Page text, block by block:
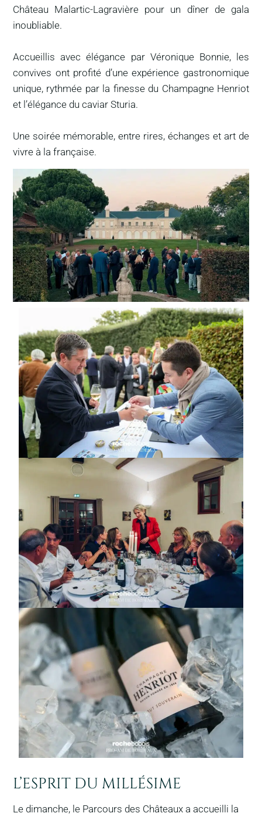
Château Malartic-Lagravière pour un dîner de gala
inoubliable.
Accueillis avec élégance par Véronique Bonnie, les
convives ont profité d’une expérience gastronomique
unique, rythmée par la finesse du Champagne Henriot
et l’élégance du caviar Sturia.
Une soirée mémorable, entre rires, échanges et art de
vivre à la française.
L’ESPRIT DU MILLÉSIME
Le dimanche, le Parcours des Châteaux a accueilli la